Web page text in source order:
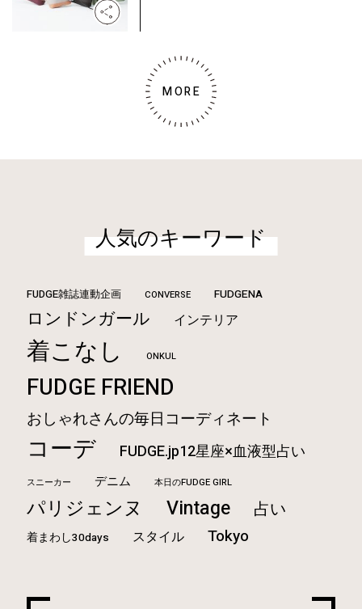
MORE
人気のキーワード
FUDGE雑誌連動企画 CONVERSE FUDGENA
ロンドンガール インテリア
着こなし ONKUL
FUDGE FRIEND
おしゃれさんの毎日コーディネート
コーデ FUDGE.jp12星座×血液型占い
スニーカー デニム 本日のFUDGE GIRL
パリジェンヌ Vintage 占い
着まわし30days スタイル Tokyo